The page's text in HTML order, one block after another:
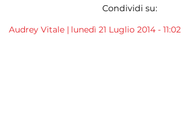
Condividi su:
Audrey Vitale | lunedì 21 Luglio 2014 - 11:02